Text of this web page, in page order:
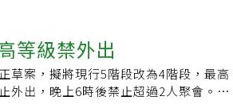
Narcotic Drugs）與1971年精神藥物
）管制，卻可能造成公眾健康
度是關鍵李志恒直言，在新興毒品濫用
灣K他命濫用情況普遍，韓國則相對少
治對策之研究」中，他深究各國新興毒
的行醫、教學腳程與醫學影響力橫跨
入肝臟移植領域時，曾邀請陳肇隆醫師
定基準、判定程序等觀念，四個月後，
時也採納陳肇隆醫師建議，手術成功
起，加上外界的耳語，讓郭婞淳一度
，她在粉專上分享當時的心路歷程，
還好，在教練、醫生和團隊的鼓勵下，
自己做出最大的努力，持續進行復健和
發能力，採取的方式是運動20秒、休
間做到最辛苦的程度。實驗証明，
氧運動的燃脂效果。Tabata一個禮拜訓
等於跑一個小時慢跑的效果，連韓國天
可以讓訓練效果更加乘！｢有肌勵｣是
等級禁外出
草案，擬將現行5階段改為4階段，最高
外出，晚上6時後禁止超過2人聚會。韓